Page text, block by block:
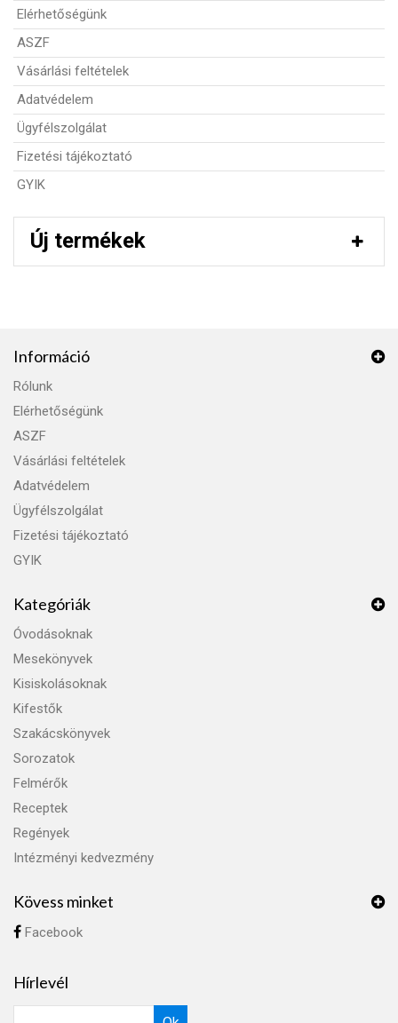
Elérhetőségünk
ASZF
Vásárlási feltételek
Adatvédelem
Ügyfélszolgálat
Fizetési tájékoztató
GYIK
Új termékek
Információ
Rólunk
Elérhetőségünk
ASZF
Vásárlási feltételek
Adatvédelem
Ügyfélszolgálat
Fizetési tájékoztató
GYIK
Kategóriák
Óvodásoknak
Mesekönyvek
Kisiskolásoknak
Kifestők
Szakácskönyvek
Sorozatok
Felmérők
Receptek
Regények
Intézményi kedvezmény
Kövess minket
Facebook
Hírlevél